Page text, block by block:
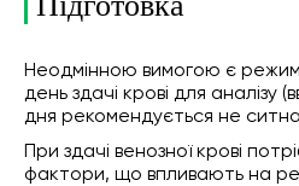
Неодмінною вимогою є режим
день здачі крові для аналізу
дня рекомендується не
При здачі венозної крові
фактори, що впливають на